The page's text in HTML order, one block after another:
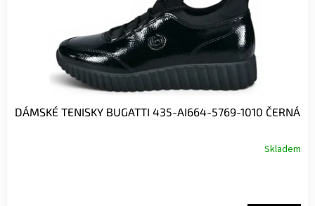
DÁMSKÉ TENISKY BUGATTI 435-AI664-5769-1010 ČERNÁ
Skladem